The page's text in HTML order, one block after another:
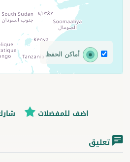
أماكن الحفظ
شارك اضف للمفضلات
تعليق